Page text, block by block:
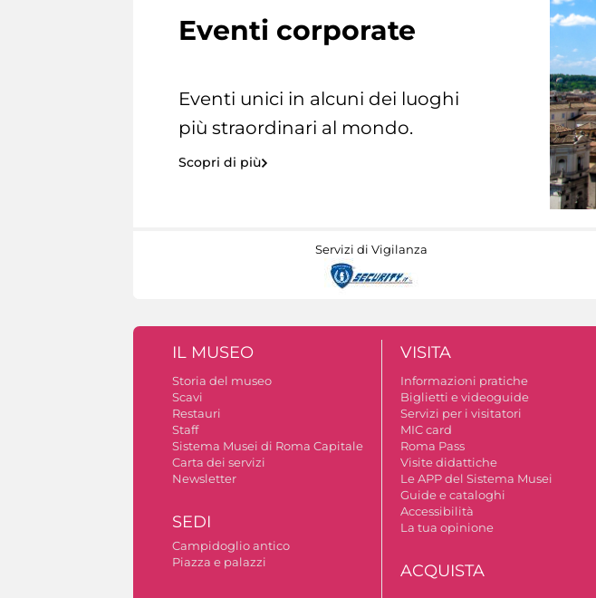
Eventi corporate
Eventi unici in alcuni dei luoghi
più straordinari al mondo.
Scopri di più
Servizi di Vigilanza
IL MUSEO
Storia del museo
Scavi
Restauri
Staff
Sistema Musei di Roma Capitale
Carta dei servizi
Newsletter
SEDI
Campidoglio antico
Piazza e palazzi
VISITA
Informazioni pratiche
Biglietti e videoguide
Servizi per i visitatori
MIC card
Roma Pass
Visite didattiche
Le APP del Sistema Musei
Guide e cataloghi
Accessibilità
La tua opinione
ACQUISTA